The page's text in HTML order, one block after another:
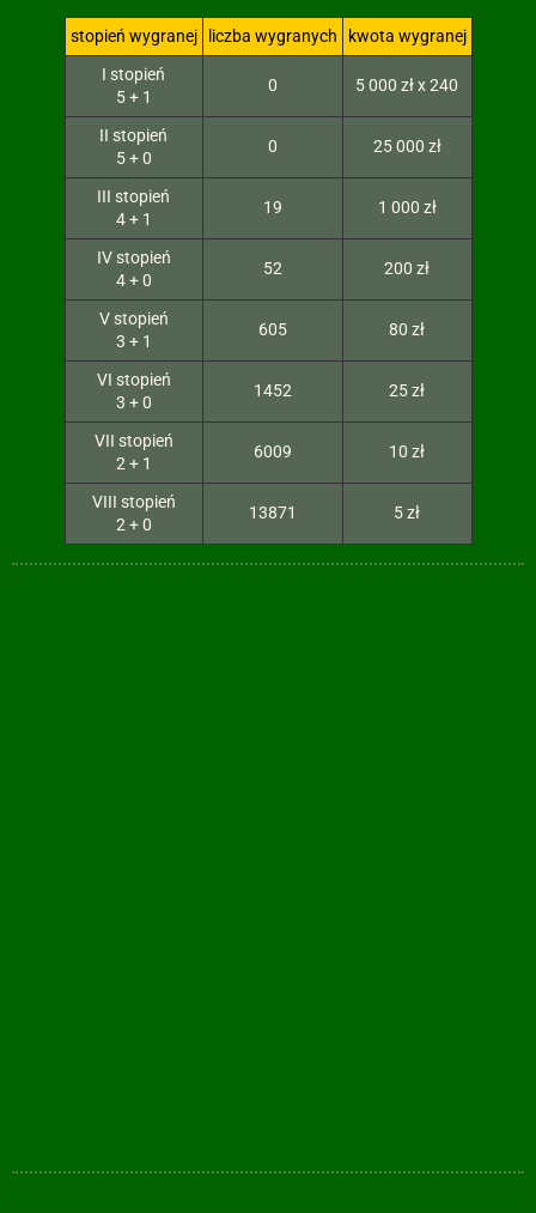
stopień wygranej liczba wygranych
kwota wygranej
I stopień
5 + 1
0 5 000 zł x 240
II stopień
5 + 0
0 25 000 zł
III stopień
4 + 1
19 1 000 zł
IV stopień
4 + 0
52 200 zł
V stopień
3 + 1
605 80 zł
VI stopień
3 + 0
1452 25 zł
VII stopień
2 + 1
6009 10 zł
VIII stopień
2 + 0
13871 5 zł